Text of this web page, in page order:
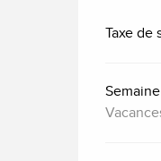
Taxe de